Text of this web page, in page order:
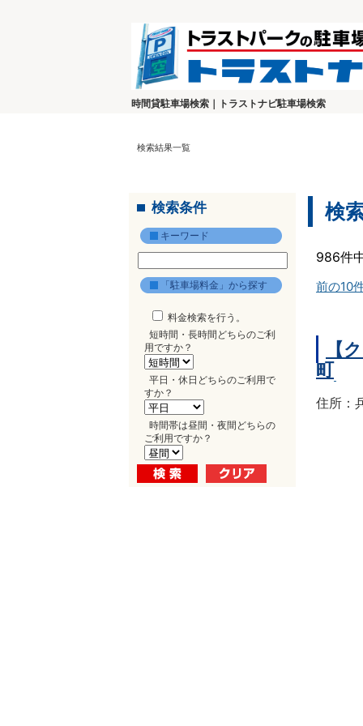
時間貸駐車場検索｜トラストナビ駐車場検索
検索結果一覧
検索条件
キーワード
「駐車場料金」から探す
料金検索を行う。
短時間・長時間どちらのご利
用ですか？
平日・休日どちらのご利用で
すか？
時間帯は昼間・夜間どちらの
ご利用ですか？
検
986件
前の10
【
町
住所：